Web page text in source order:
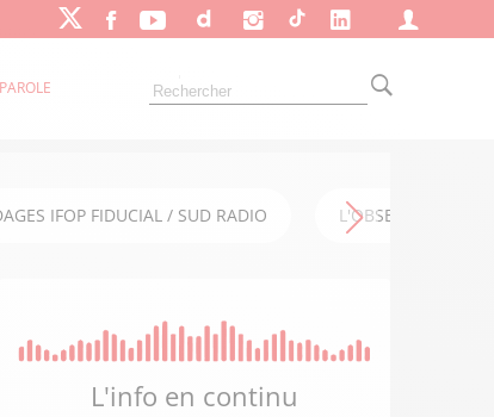
IFOP FIDUCIAL / SUD RADIO L'OBSERVATOIRE
L'info en continu